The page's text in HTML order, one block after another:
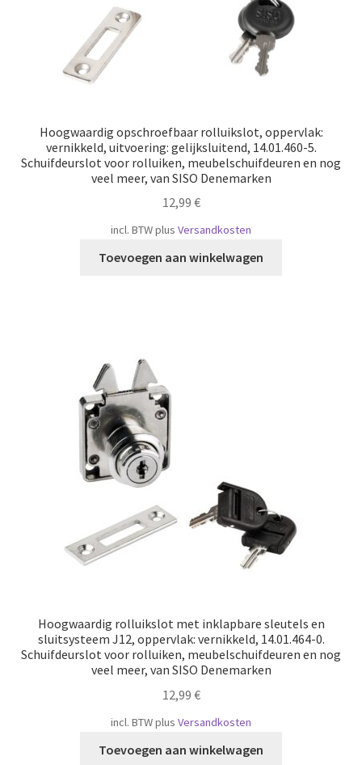
Hoogwaardig opschroefbaar rolluikslot, oppervlak:
vernikkeld, uitvoering: gelijksluitend, 14.01.460-5.
Schuifdeurslot voor rolluiken, meubelschuifdeuren en nog
veel meer, van SISO Denemarken
12,99 €
incl. BTWplus Versandkosten
Toevoegen aan winkelwagen
Hoogwaardig rolluikslot met inklapbare sleutels en
sluitsysteem J12, oppervlak: vernikkeld, 14.01.464-0.
Schuifdeurslot voor rolluiken, meubelschuifdeuren en nog
veel meer, van SISO Denemarken
12,99 €
incl. BTWplus Versandkosten
Toevoegen aan winkelwagen